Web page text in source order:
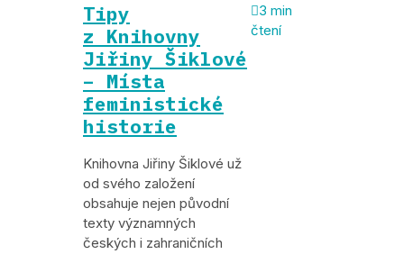
Tipy
z Knihovny
Jiřiny Šiklové
– Místa
feministické
historie
Knihovna Jiřiny Šiklové už
od svého založení
obsahuje nejen původní
texty významných
českých i zahraničních
3 min
čtení